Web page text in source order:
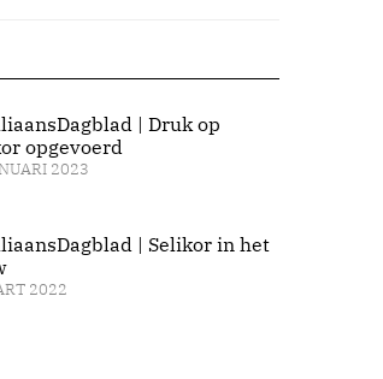
| Druk op
opgevoerd
2023
| Selikor in het
2022